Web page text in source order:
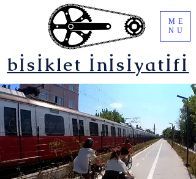
bİsİklet İnİsİyatİfİ
ME
NU